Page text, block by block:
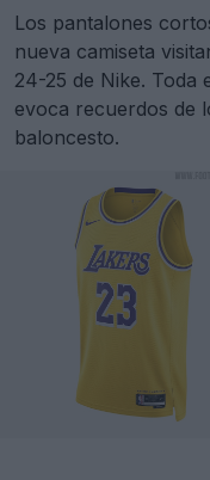
Los pantalones
nueva camiseta
24-25 de Nike. Toda
evoca recuerdos de
baloncesto.